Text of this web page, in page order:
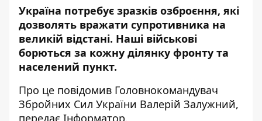
Україна потребує зразків озброєння, які
дозволять вражати супротивника на
великій відстані. Наші військові
борються за кожну ділянку фронту та
населений пункт.
Про це повідомив Головнокомандувач
Збройних Сил України Валерій Залужний,
передає Інформатор.